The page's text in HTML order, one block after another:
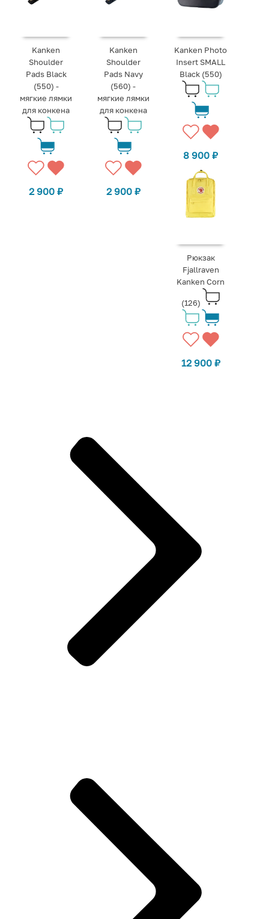
Kanken
Shoulder
Pads Black
(550) -
мягкие лямки
для конкена
2 900₽
Kanken
Shoulder
Pads Navy
(560) -
мягкие лямки
для конкена
2 900 ₽
Kanken Photo
Insert SMALL
Black (550)
8 900₽
Рюкзак
Fjallraven
Kanken Corn
(126)
12 900 ₽